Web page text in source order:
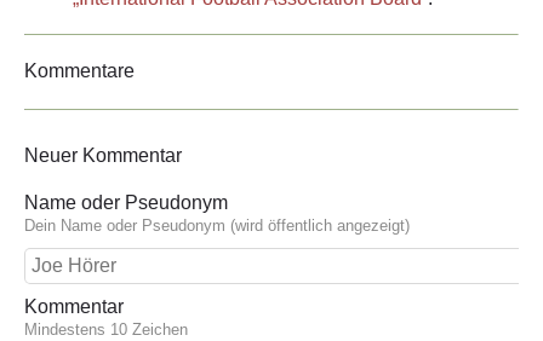
Kommentare
Neuer Kommentar
Name oder Pseudonym
Dein Name oder Pseudonym (wird öffentlich angezeigt)
Kommentar
Mindestens 10 Zeichen